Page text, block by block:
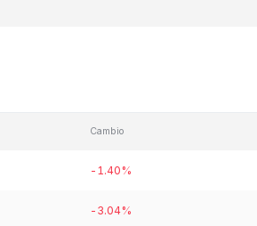
Cambio
-1.40%
-3.04%